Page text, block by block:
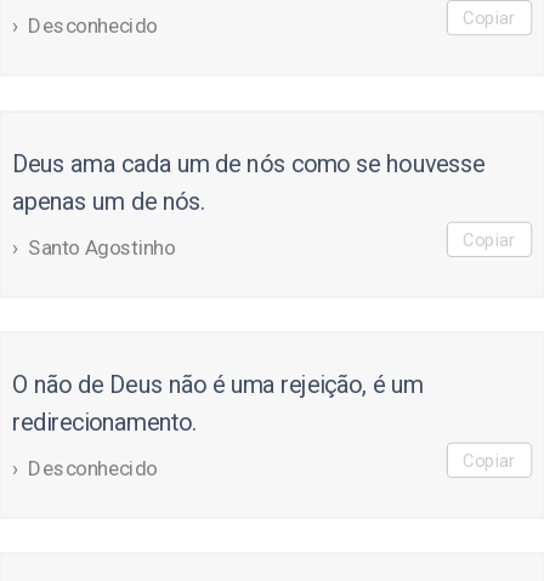
Desconhecido Copiar
Deus ama cada um de nós como se houvesse
apenas um de nós.
Santo Agostinho Copiar
O não de Deus não é uma rejeição, é um
redirecionamento.
Desconhecido Copiar